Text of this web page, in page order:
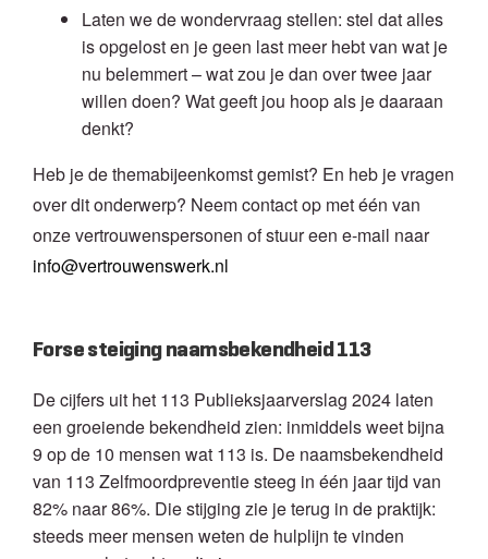
Laten we de wondervraag stellen: stel dat alles
is opgelost en je geen last meer hebt van wat je
nu belemmert – wat zou je dan over twee jaar
willen doen? Wat geeft jou hoop als je daaraan
denkt?
Heb je de themabijeenkomst gemist? En heb je vragen
over dit onderwerp? Neem contact op met één van
onze vertrouwenspersonen of stuur een e-mail naar
info@vertrouwenswerk.nl
Forse steiging naamsbekendheid 113
De cijfers uit het 113 Publieksjaarverslag 2024 laten
een groeiende bekendheid zien: inmiddels weet bijna
9 op de 10 mensen wat 113 is. De naamsbekendheid
van 113 Zelfmoordpreventie steeg in één jaar tijd van
82% naar 86%. Die stijging zie je terug in de praktijk:
steeds meer mensen weten de hulplijn te vinden